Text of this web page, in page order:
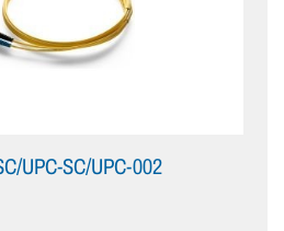
UPC-SC/UPC-002